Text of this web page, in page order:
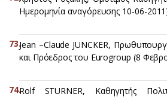
Ημερομηνία αναγόρευσης 10-06-
Jean –Claude JUNCKER,
και Πρόεδρος του Eurogroup (8
Rolf STURNER, Καθηγητής